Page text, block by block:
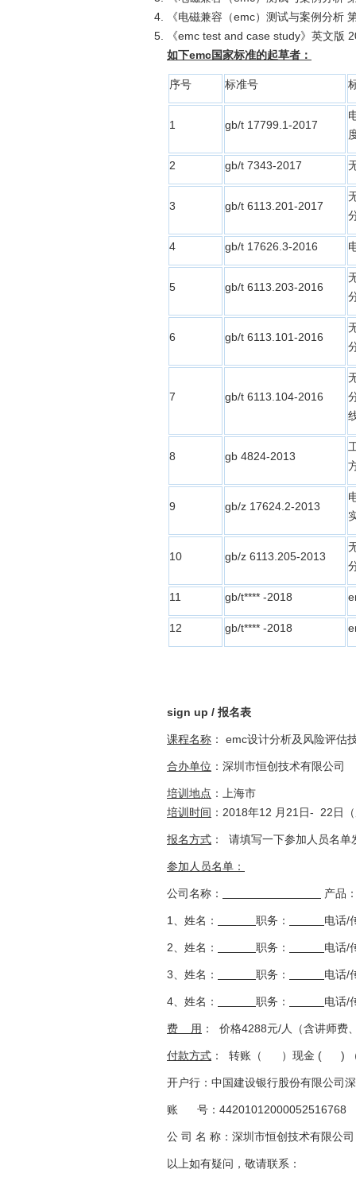
《电磁兼容（emc）测试与案例分析
《emc test and case study》英文版
如下emc国家标准的起草者：
序号 标准号
1 gb/t 17799.1-2017
2 gb/t 7343-2017
3 gb/t 6113.201-2017
4 gb/t 17626.3-2016
5 gb/t 6113.203-2016
6 gb/t 6113.101-2016
7 gb/t 6113.104-2016
8 gb 4824-2013
9 gb/z 17624.2-2013
10 gb/z 6113.205-2013
11 gb/t**** -2018
12 gb/t**** -2018
sign up / 报名表
课程名称 ： emc设计分析及风险评估
合办单位 ：深圳市恒创技术有限公司
培训地点 ：上海市
培训时间 ：2018年12 月21日- 22日
报名方式 ： 请填写一下参加人员名
参加人员名单：
公司名称： 产品
1、姓名： 职务： 电话/
2、姓名： 职务： 电话/
3、姓名： 职务： 电话/
4、姓名： 职务： 电话/
费 用 ： 价格4288元/人（含讲师费
付款方式 ： 转账（ ）现金 ( ) （请
开户行：中国建设银行股份有限公司
账 号：44201012000052516768
公 司 名 称：深圳市恒创技术有限公司
以上如有疑问，敬请联系：